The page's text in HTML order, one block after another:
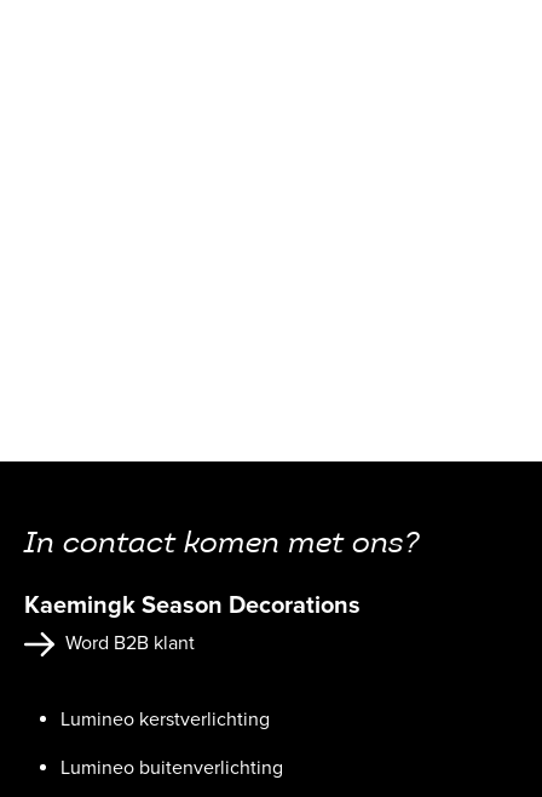
In contact komen met ons?
Kaemingk Season Decorations
Word B2B klant
Lumineo kerstverlichting
Lumineo buitenverlichting